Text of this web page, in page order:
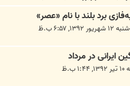
برد بلند با نام «عصر»
۱۳۹۲, ۶:۵۷ ب.ظ
ایرانی در مرداد